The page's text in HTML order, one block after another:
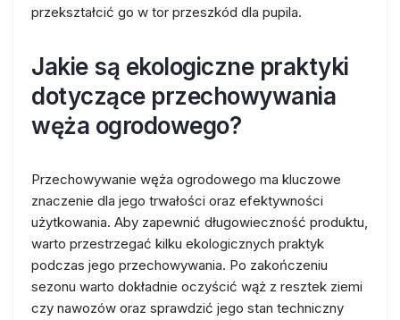
przekształcić go w tor przeszkód dla pupila.
Jakie są ekologiczne praktyki
dotyczące przechowywania
węża ogrodowego?
Przechowywanie węża ogrodowego ma kluczowe
znaczenie dla jego trwałości oraz efektywności
użytkowania. Aby zapewnić długowieczność produktu,
warto przestrzegać kilku ekologicznych praktyk
podczas jego przechowywania. Po zakończeniu
sezonu warto dokładnie oczyścić wąż z resztek ziemi
czy nawozów oraz sprawdzić jego stan techniczny